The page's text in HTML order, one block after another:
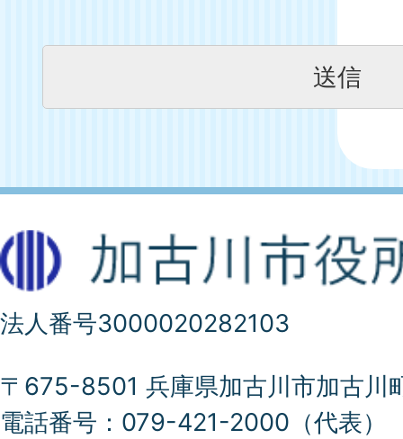
法人番号3000020282103
〒675-8501 兵庫県加古川市加古川
電話番号：079-421-2000（代表）